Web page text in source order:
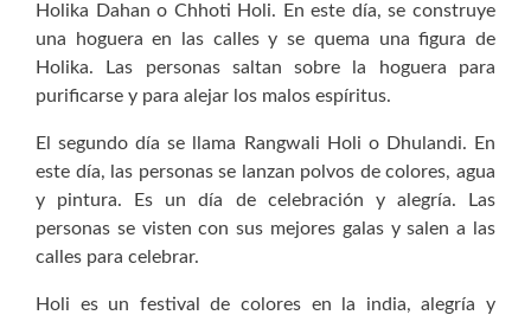
Holika Dahan o Chhoti Holi. En este día, se construye
una hoguera en las calles y se quema una figura de
Holika. Las personas saltan sobre la hoguera para
purificarse y para alejar los malos espíritus.
El segundo día se llama Rangwali Holi o Dhulandi. En
este día, las personas se lanzan polvos de colores, agua
y pintura. Es un día de celebración y alegría. Las
personas se visten con sus mejores galas y salen a las
calles para celebrar.
Holi es un festival de colores en la india, alegría y